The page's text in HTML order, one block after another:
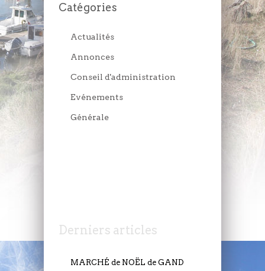
Catégories
Actualités
Annonces
Conseil d'administration
Evénements
Générale
Derniers articles
MARCHÉ de NOËL de GAND